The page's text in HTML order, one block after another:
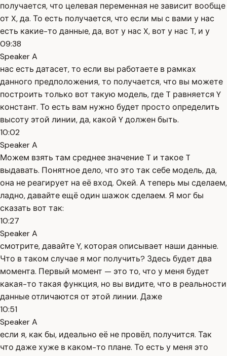
получается, что целевая переменная не зависит вообще
от X, да. То есть получается, что если мы с вами у нас
есть какие-то данные, да, вот у нас X, вот у нас T, и у
09:38
Speaker A
нас есть датасет, то если вы работаете в рамках
данного предположения, то получается, что вы можете
построить только вот такую модель, где T равняется Y
констант. То есть вам нужно будет просто определить
высоту этой линии, да, какой Y должен быть.
10:02
Speaker A
Можем взять там среднее значение T и такое T
выдавать. Понятное дело, что это так себе модель, да,
она не реагирует на её вход. Окей. А теперь мы сделаем,
ладно, давайте ещё один шажок сделаем. Я мог бы
сказать вот так:
10:27
Speaker A
смотрите, давайте Y, которая описывает наши данные.
Что в таком случае я мог получить? Здесь будет два
момента. Первый момент — это то, что у меня будет
какая-то такая функция, но вы видите, что в реальности
данные отличаются от этой линии. Даже
10:51
Speaker A
если я, как бы, идеально её не провёл, получится. Так
что даже хуже в каком-то плане. То есть у меня это